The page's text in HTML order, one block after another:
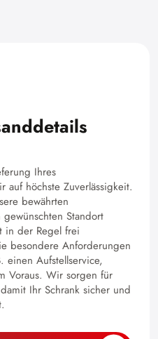
Ihres
auf höchste Zuverlässigkeit.
bewährten
Standort
in der Regel frei
besondere Anforderungen
Aufstellservice,
Voraus. Wir sorgen für
Ihr Schrank sicher und